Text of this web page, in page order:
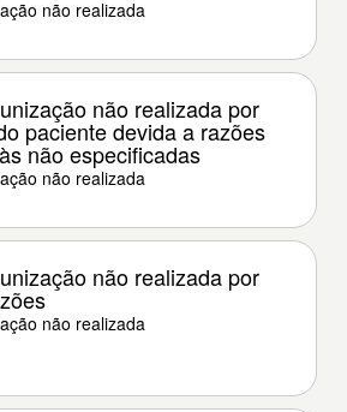
não realizada
não realizada por
paciente devida a razões
não especificadas
não realizada
não realizada por
não realizada